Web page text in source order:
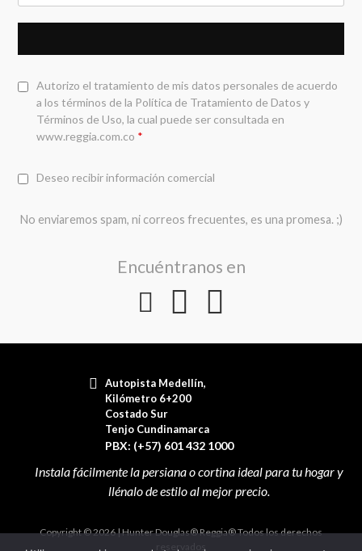
Autorizo el tratamiento de mis datos personales de acuerdo
a los términos de la Política de Tratamiento de Datos y
Términos de Uso, la cual puede ser consultada en
www.reggia.com.co *
Deseo recibir información comercial
No enviaremos spam, ni correos frecuentes, es una promesa. ;)
Encuéntranos en
Autopista Medellín,
Kilómetro 6+200
Costado Sur
Tenjo Cundinamarca
PBX: (+57) 601 432 1000
Copyright © 2026 | Hunter Douglas® Reggia® Todos los derechos
reservados